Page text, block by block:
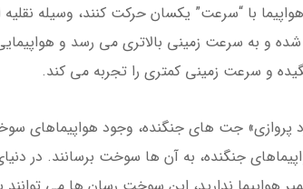
هواپیما با “سرعت” یکسان حرکت کنند، وسیله
و به سرعت زمینی بالاتری می رسد و
و سرعت زمینی کمتری را تجربه می کند.
پروازی» جت های جنگنده، وجود هواپیماهای
جنگنده، به آن ها سوخت برسانند. در